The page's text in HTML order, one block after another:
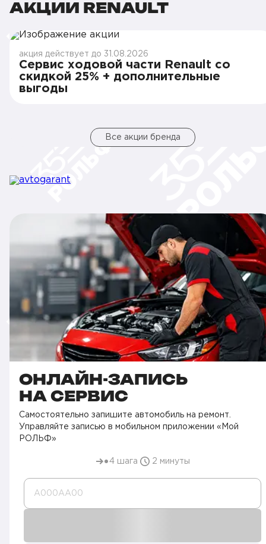
АКЦИИ RENAULT
акция действует до 31.08.2026
Сервис ходовой части Renault со
скидкой 25% + дополнительные
выгоды
Все акции бренда
ОНЛАЙН-ЗАПИСЬ
НА СЕРВИС
Самостоятельно запишите автомобиль на ремонт.
Управляйте записью в мобильном приложении «Мой
РОЛЬФ»
4 шага 2 минуты
А000AA00